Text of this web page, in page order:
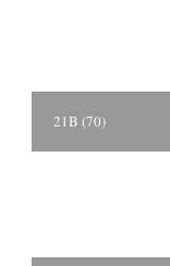
21B (70)